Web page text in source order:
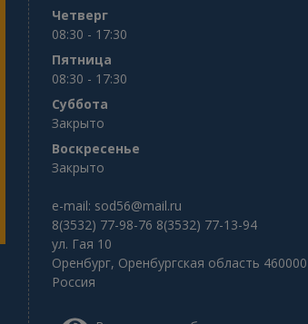
Четверг
08:30 - 17:30
Пятница
08:30 - 17:30
Суббота
Закрыто
Воскресенье
Закрыто
e-mail: sod56@mail.ru
8(3532) 77-98-76 8(3532) 77-13-94
ул. Гая 10
Оренбург, Оренбургская область 460000
Россия